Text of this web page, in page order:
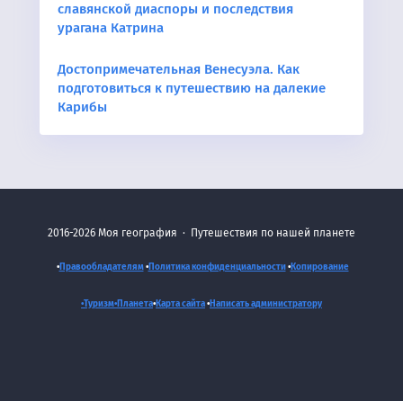
славянской диаспоры и последствия
урагана Катрина
Достопримечательная Венесуэла. Как
подготовиться к путешествию на далекие
Карибы
2016-2026 Моя география · Путешествия по нашей планете
•Правообладателям•Политика конфиденциальности•Копирование
•Туризм•Планета•Карта сайта•Написать администратору